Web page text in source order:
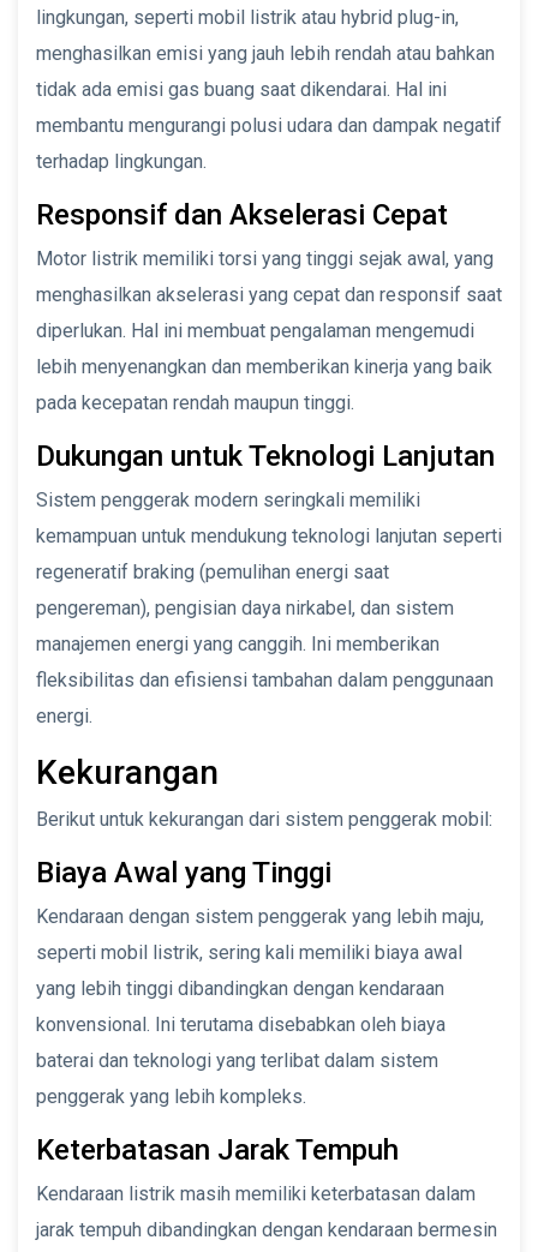
lingkungan, seperti mobil listrik atau hybrid plug-in,
menghasilkan emisi yang jauh lebih rendah atau bahkan
tidak ada emisi gas buang saat dikendarai. Hal ini
membantu mengurangi polusi udara dan dampak negatif
terhadap lingkungan.
Responsif dan Akselerasi Cepat
Motor listrik memiliki torsi yang tinggi sejak awal, yang
menghasilkan akselerasi yang cepat dan responsif saat
diperlukan. Hal ini membuat pengalaman mengemudi
lebih menyenangkan dan memberikan kinerja yang baik
pada kecepatan rendah maupun tinggi.
Dukungan untuk Teknologi Lanjutan
Sistem penggerak modern seringkali memiliki
kemampuan untuk mendukung teknologi lanjutan seperti
regeneratif braking (pemulihan energi saat
pengereman), pengisian daya nirkabel, dan sistem
manajemen energi yang canggih. Ini memberikan
fleksibilitas dan efisiensi tambahan dalam penggunaan
energi.
Kekurangan
Berikut untuk kekurangan dari sistem penggerak mobil:
Biaya Awal yang Tinggi
Kendaraan dengan sistem penggerak yang lebih maju,
seperti mobil listrik, sering kali memiliki biaya awal
yang lebih tinggi dibandingkan dengan kendaraan
konvensional. Ini terutama disebabkan oleh biaya
baterai dan teknologi yang terlibat dalam sistem
penggerak yang lebih kompleks.
Keterbatasan Jarak Tempuh
Kendaraan listrik masih memiliki keterbatasan dalam
jarak tempuh dibandingkan dengan kendaraan bermesin